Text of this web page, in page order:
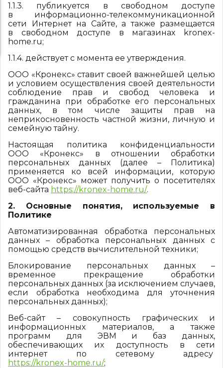
1.1.3. публикуется в свободном доступе
в информационно-телекоммуникационной
сети Интернет на Сайте, а также размещается
в свободном доступе в магазинах kronex-
home.ru;
1.1.4. действует с момента ее утверждения.
ООО «Кронекс» ставит своей важнейшей целью
и условием осуществления своей деятельности
соблюдение прав и свобод человека и
гражданина при обработке его персональных
данных, в том числе защиты прав на
неприкосновенность частной жизни, личную и
семейную тайну.
Настоящая политика конфиденциальности
ООО «Кронекс» в отношении обработки
персональных данных (далее – Политика)
применяется ко всей информации, которую
ООО «Кронекс» может получить о посетителях
веб-сайта https://kronex-home.ru/.
2. Основные понятия, используемые в
Политике
Автоматизированная обработка персональных
данных – обработка персональных данных с
помощью средств вычислительной техники;
Блокирование персональных данных –
временное прекращение обработки
персональных данных (за исключением случаев,
если обработка необходима для уточнения
персональных данных);
Веб-сайт – совокупность графических и
информационных материалов, а также
программ для ЭВМ и баз данных,
обеспечивающих их доступность в сети
интернет по сетевому адресу
https://kronex-home.ru/;